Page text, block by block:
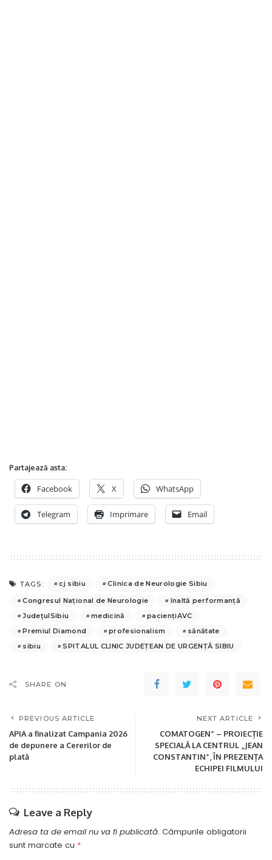
Partajează asta:
Facebook X WhatsApp
Telegram Imprimare Email
TAGS: cj sibiu
Clinica de Neurologie Sibiu
Congresul Național de Neurologie
înaltă performanță
JudețulSibiu
medicină
paciențiAVC
Premiul Diamond
profesionalism
sănătate
sibiu
SPITALUL CLINIC JUDEȚEAN DE URGENȚĂ SIBIU
SHARE ON
PREVIOUS ARTICLE
APIA a finalizat Campania 2026
de depunere a Cererilor de
plată
NEXT ARTICLE
COMATOGEN” – PROIECȚIE
SPECIALĂ LA CENTRUL „JEAN
CONSTANTIN”, ÎN PREZENȚA
ECHIPEI FILMULUI
Leave a Reply
Adresa ta de email nu va fi publicată. Câmpurile obligatorii
sunt marcate cu *